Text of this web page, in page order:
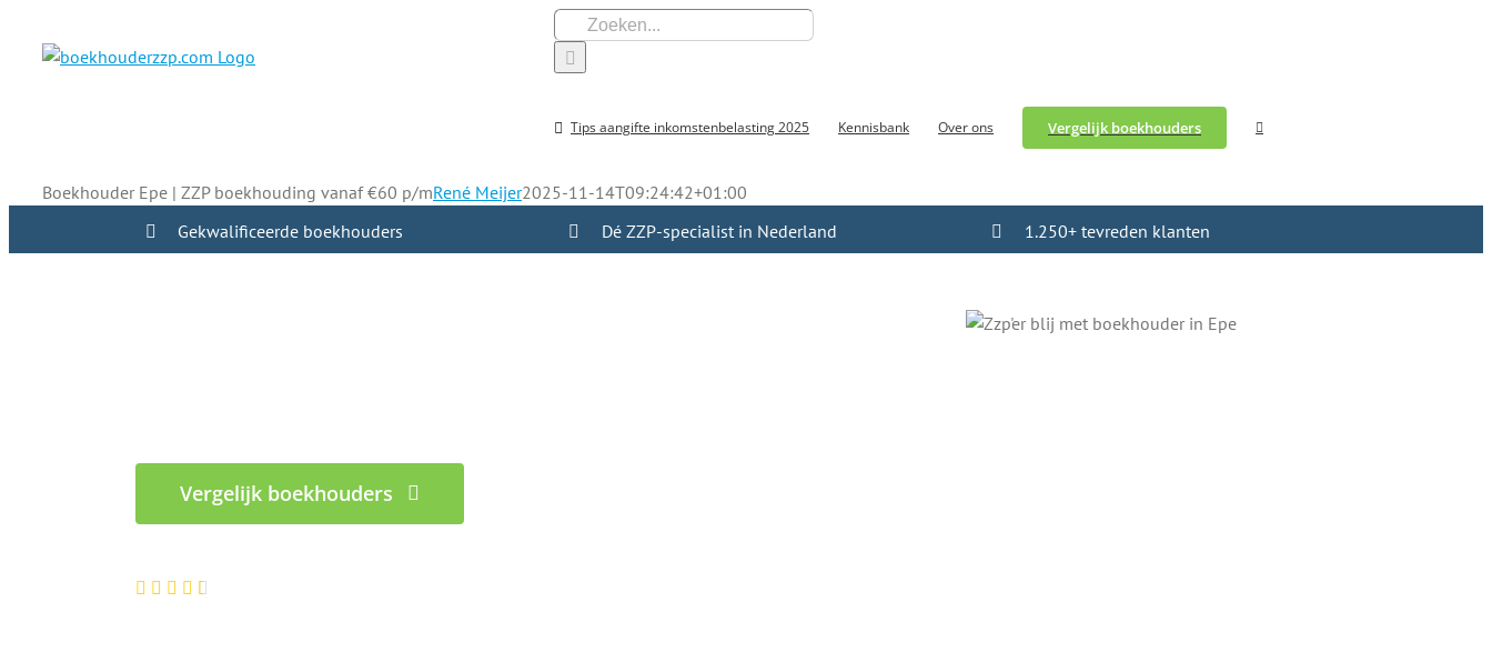
Zoeken
naar:
Tips aangifte inkomstenbelasting 2025 Kennisbank Over ons Vergelijk boekhouders
Boekhouder Epe | ZZP boekhouding vanaf €60 p/mRené Meijer2025-11-14T09:24:42+01:00
Gekwalificeerde boekhouders
Dé ZZP-specialist in Nederland 1.250+ tevreden klanten
Vergelijk boekhouders